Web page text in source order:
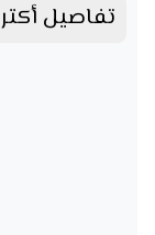
تفاصيل أكتر